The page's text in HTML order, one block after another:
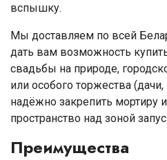
вспышку.
Мы доставляем по всей
дать вам возможность
свадьбы на природе,
или особого торжества
надёжно закрепить мортиру
пространство над зоной
Преимущества